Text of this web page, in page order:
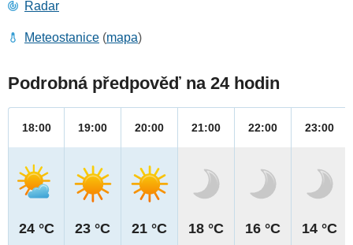
Radar
Meteostanice (mapa)
Podrobná předpověď na 24 hodin
18:00
24 °C
19:00
23 °C
20:00
21 °C
21:00
18 °C
22:00
16 °C
23:00
14 °C